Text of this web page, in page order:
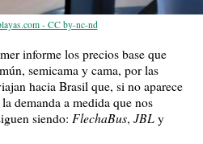
- CC by-nc-nd
informe los precios base que
semicama y cama, por las
hacia Brasil que, si no aparece
demanda a medida que nos
siendo: FlechaBus, JBLy